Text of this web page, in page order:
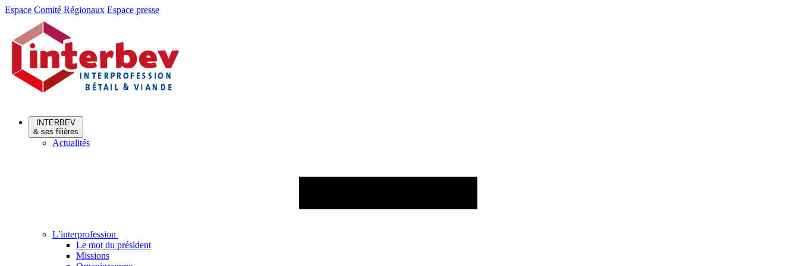
Aller
Aller
contenu
Espace Comité Régionaux Espace presse
INTERBEV
& ses filières
Actualités
L’interprofession
Le mot du président
Missions